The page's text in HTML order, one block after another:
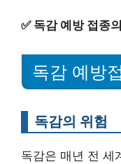
✅ 독감 예방 접종
독감 예방
독감의 위험
독감은 매년 전 세